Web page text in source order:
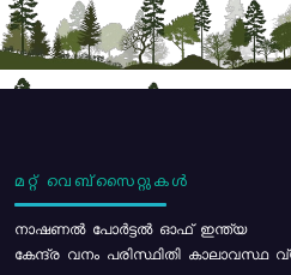
മറ്റ് വെബ്സൈറ്റുകൾ
നാഷണൽ പോർട്ടൽ ഓഫ് ഇന്ത്യ
കേന്ദ്ര വനം പരിസ്ഥിതി കാലാവസ്ഥ